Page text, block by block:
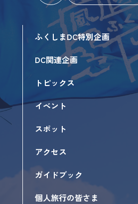
ふくしまDC特別企画
DC関連企画
トピックス
イベント
スポット
アクセス
ガイドブック
個人旅行の皆さま